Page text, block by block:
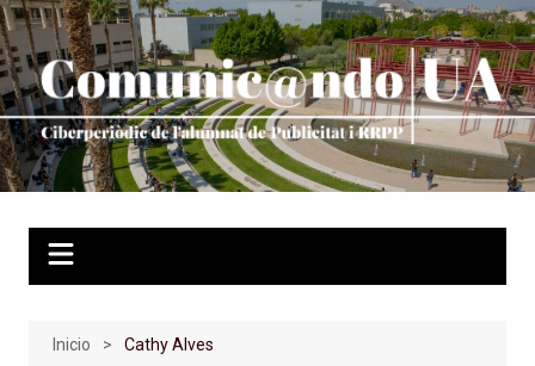
Saltar
al
contenido
Inicio Cathy Alves